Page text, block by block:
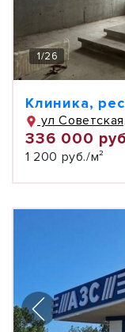
1/26
Клиника,
ул
336 000
1 200 руб./м²